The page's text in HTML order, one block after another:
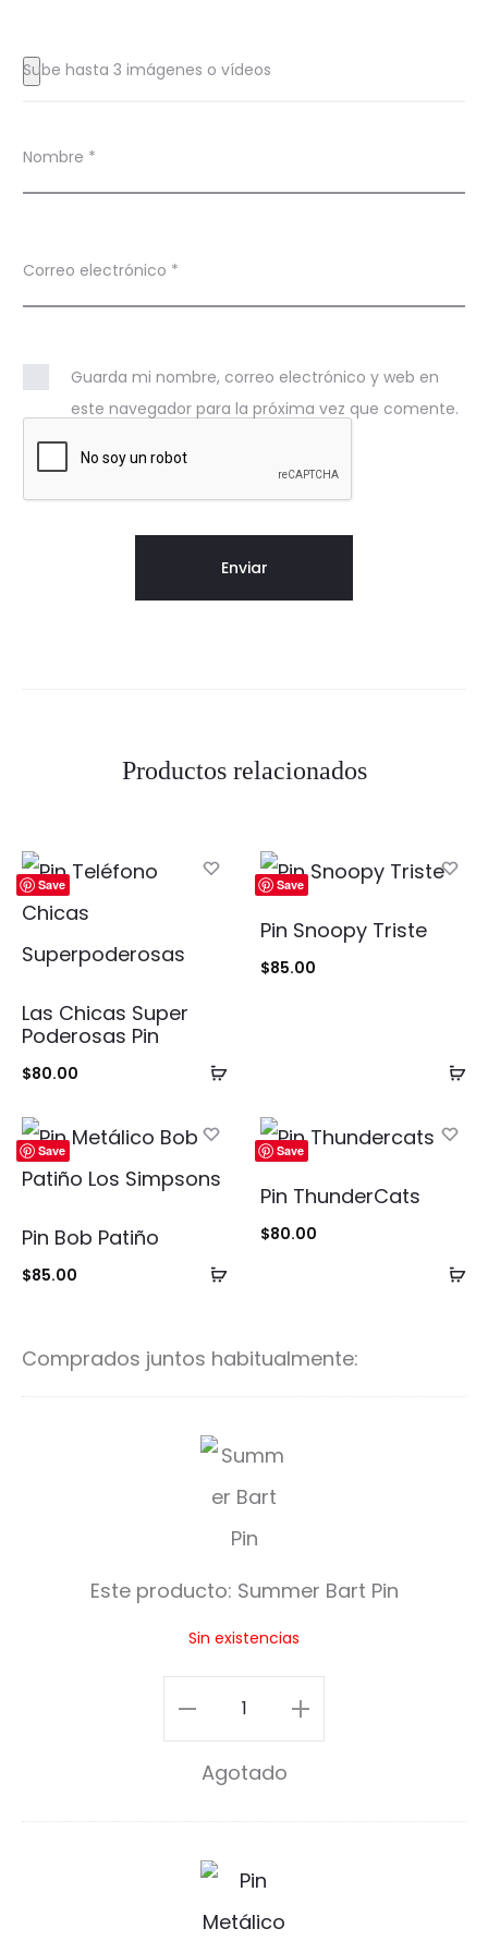
e
s
Sube hasta 3 imágenes o vídeos
Nombre *
Correo electrónico *
Guarda mi nombre, correo electrónico y web en
este navegador para la próxima vez que comente.
Productos relacionados
Save
Añadir
carrito
Las Chicas Super
Poderosas Pin
$80.00
Save
Pin Snoopy Triste
$85.00
Save
Añadir
Pin Bob Patiño
$85.00
Save
Pin ThunderCats
$80.00
Comprados juntos habitualmente:
S
u
m
r
a
r
t
Este producto: Summer Bart Pin
Sin existencias
Summer
Bart
cantidad
Agotado
C
a